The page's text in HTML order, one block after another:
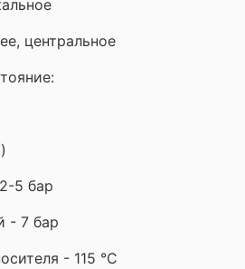
центральное
5 бар
- 7 бар
- 115 °С